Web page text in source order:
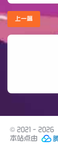
上一篇
© 2021 - 2026
本站点由